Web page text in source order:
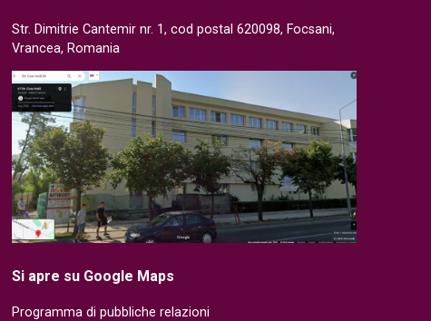
Str. Dimitrie Cantemir nr. 1, cod postal 620098, Focsani,
Vrancea, Romania
Si apre su Google Maps
Programma di pubbliche relazioni